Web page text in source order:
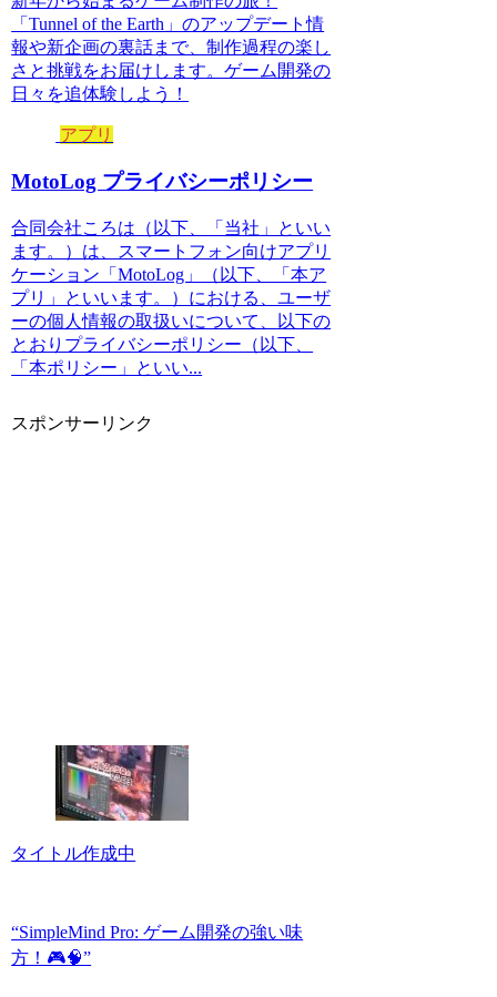
「Tunnel of the Earth」のアップデート情
報や新企画の裏話まで、制作過程の楽し
さと挑戦をお届けします。ゲーム開発の
日々を追体験しよう！
アプリ
MotoLog プライバシーポリシー
合同会社ころは（以下、「当社」といい
ます。）は、スマートフォン向けアプリ
ケーション「MotoLog」（以下、「本ア
プリ」といいます。）における、ユーザ
ーの個人情報の取扱いについて、以下の
とおりプライバシーポリシー（以下、
「本ポリシー」といい...
スポンサーリンク
タイトル作成中
“SimpleMind Pro: ゲーム開発の強い味
方！🎮🧠”